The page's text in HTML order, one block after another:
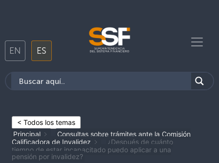
EN ES
< Todos los temas
Principal
Consultas sobre trámites ante la Comisión
Calificadora de Invalidez
¿Después de cuánto
tiempo de estar incapacitado puedo aplicar a una
pensión por invalidez?